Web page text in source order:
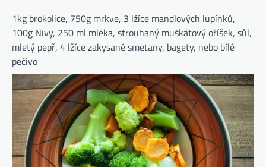
1kg brokolice, 750g mrkve, 3 lžíce mandlových lupínků,
100g Nivy, 250 ml mléka, strouhaný muškátový oříšek, sůl,
mletý pepř, 4 lžíce zakysané smetany, bagety, nebo bílé
pečivo